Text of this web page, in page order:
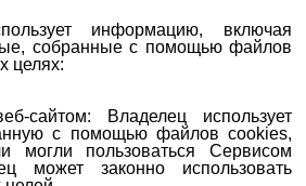
информацию, включая
собранные с помощью файлов
целях:
сайтом: Владелец использует
с помощью файлов cookies,
могли пользоваться Сервисом
может законно использовать